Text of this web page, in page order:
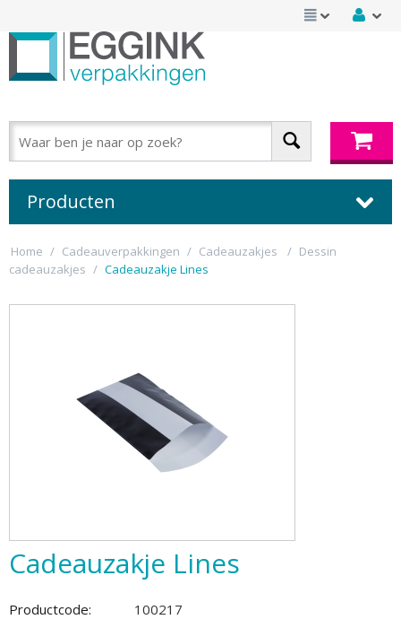
Producten
Home / Cadeauverpakkingen / Cadeauzakjes / Dessin
cadeauzakjes / Cadeauzakje Lines
Cadeauzakje Lines
Productcode:
100217